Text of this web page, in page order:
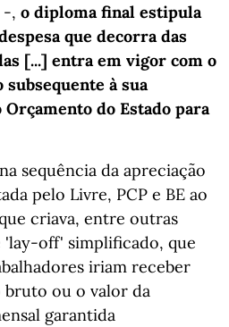
-, o diploma final estipula
que decorra das
[...] entra em vigor com o
à sua
Orçamento do Estado para
sequência da apreciação
pelo Livre, PCP e BE ao
criava, entre outras
'lay-off' simplificado, que
iriam receber
ou o valor da
garantida